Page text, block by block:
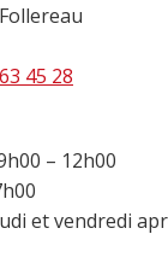
45 28
– 12h00
et vendredi